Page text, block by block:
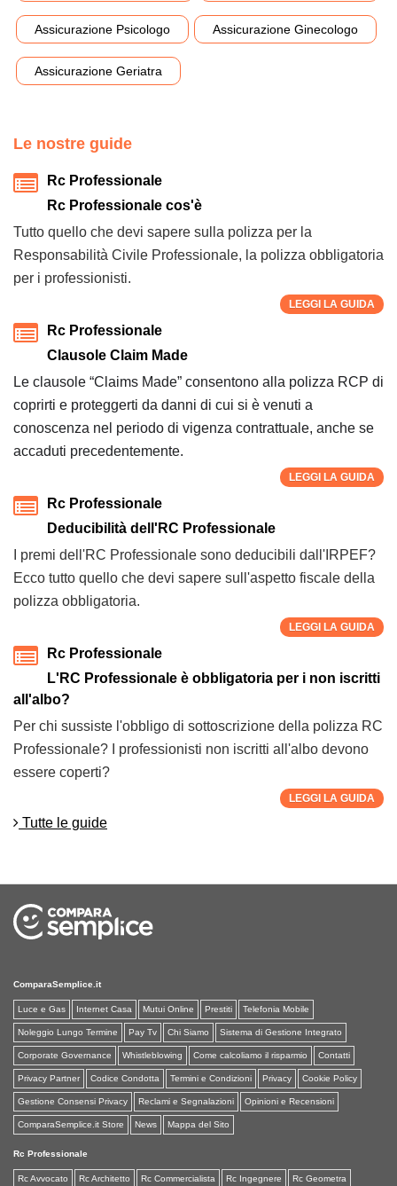
Assicurazione Psicologo Assicurazione Ginecologo
Assicurazione Geriatra
Le nostre guide
Rc Professionale
Rc Professionale cos'è
Tutto quello che devi sapere sulla polizza per la
Responsabilità Civile Professionale, la polizza obbligatoria
per i professionisti.
LEGGI LA GUIDA
Rc Professionale
Clausole Claim Made
Le clausole “Claims Made” consentono alla polizza RCP di
coprirti e proteggerti da danni di cui si è venuti a
conoscenza nel periodo di vigenza contrattuale, anche se
accaduti precedentemente.
LEGGI LA GUIDA
Rc Professionale
Deducibilità dell'RC Professionale
I premi dell'RC Professionale sono deducibili dall'IRPEF?
Ecco tutto quello che devi sapere sull'aspetto fiscale della
polizza obbligatoria.
LEGGI LA GUIDA
Rc Professionale
L'RC Professionale è obbligatoria per i non iscritti
all'albo?
Per chi sussiste l'obbligo di sottoscrizione della polizza RC
Professionale? I professionisti non iscritti all'albo devono
essere coperti?
LEGGI LA GUIDA
Tutte le guide
ComparaSemplice.it
Luce e Gas Internet Casa Mutui Online Prestiti Telefonia Mobile
Noleggio Lungo Termine Pay Tv Chi Siamo Sistema di Gestione Integrato
Corporate Governance Whistleblowing Come calcoliamo il risparmio Contatti
Privacy Partner Codice Condotta Termini e Condizioni Privacy Cookie Policy
Gestione Consensi Privacy Reclami e Segnalazioni Opinioni e Recensioni
ComparaSemplice.it Store News Mappa del Sito
Rc Professionale
Rc Avvocato Rc Architetto Rc Commercialista Rc Ingegnere Rc Geometra